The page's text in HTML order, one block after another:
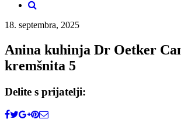
18. septembra, 2025
Anina kuhinja Dr Oetker
kremšnita 5
Delite s prijatelji: